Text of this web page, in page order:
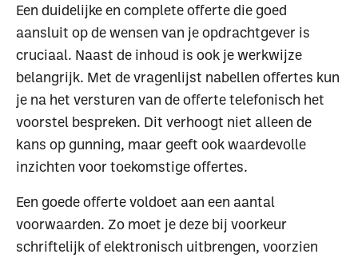
Een duidelijke en complete offerte die goed
aansluit op de wensen van je opdrachtgever is
cruciaal. Naast de inhoud is ook je werkwijze
belangrijk. Met de vragenlijst nabellen offertes kun
je na het versturen van de offerte telefonisch het
voorstel bespreken. Dit verhoogt niet alleen de
kans op gunning, maar geeft ook waardevolle
inzichten voor toekomstige offertes.
Een goede offerte voldoet aan een aantal
voorwaarden. Zo moet je deze bij voorkeur
schriftelijk of elektronisch uitbrengen, voorzien